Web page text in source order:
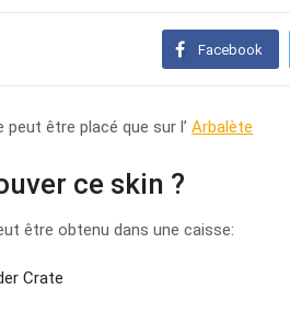
Facebook
peut être placé que sur l’ Arbalète
ce skin ?
être obtenu dans une caisse:
Crate